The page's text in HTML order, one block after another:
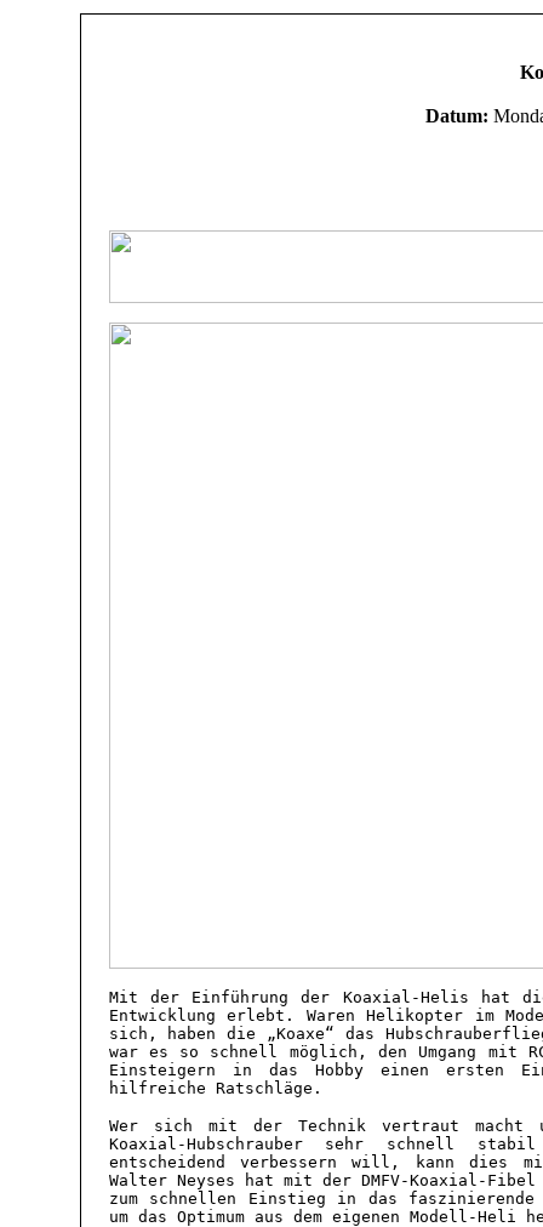
Datum:
Mit der Einführung der Koaxial-Helis hat
Entwicklung erlebt. Waren Helikopter im
sich, haben die „Koaxe“ das
war es so schnell möglich, den Umgang mit
Einsteigern in das Hobby einen ersten
hilfreiche Ratschläge.
Wer sich mit der Technik vertraut macht
Koaxial-Hubschrauber sehr schnell
entscheidend verbessern will, kann dies mit
Walter Neyses hat mit der DMFV-Koaxial-
zum schnellen Einstieg in das
um das Optimum aus dem eigenen Modell-Heli